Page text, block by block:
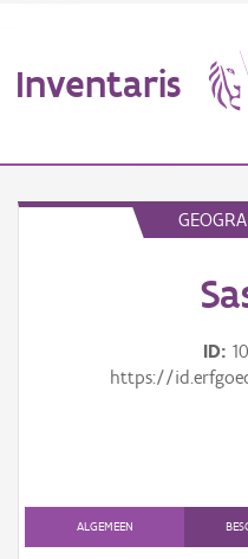
Inventaris
Persoon of collectief
ID
https://
ALGEMEEN